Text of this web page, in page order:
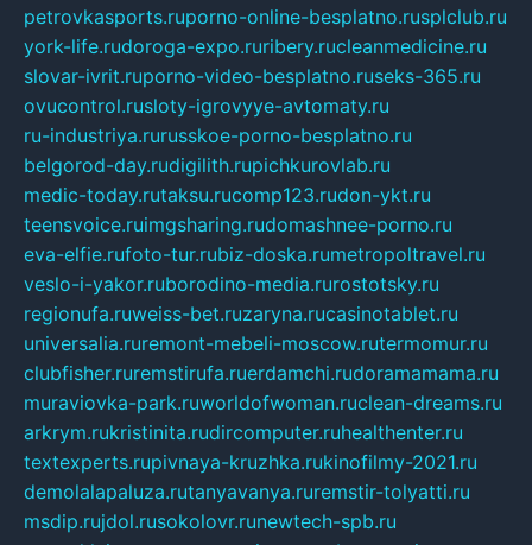
petrovkasports.ruporno-online-besplatno.rusplclub.ru
york-life.rudoroga-expo.ruribery.rucleanmedicine.ru
slovar-ivrit.ruporno-video-besplatno.ruseks-365.ru
ovucontrol.rusloty-igrovyye-avtomaty.ru
ru-industriya.rurusskoe-porno-besplatno.ru
belgorod-day.rudigilith.rupichkurovlab.ru
medic-today.rutaksu.rucomp123.rudon-ykt.ru
teensvoice.ruimgsharing.rudomashnee-porno.ru
eva-elfie.rufoto-tur.rubiz-doska.rumetropoltravel.ru
veslo-i-yakor.ruborodino-media.rurostotsky.ru
regionufa.ruweiss-bet.ruzaryna.rucasinotablet.ru
universalia.ruremont-mebeli-moscow.rutermomur.ru
clubfisher.ruremstirufa.ruerdamchi.rudoramamama.ru
muraviovka-park.ruworldofwoman.ruclean-dreams.ru
arkrym.rukristinita.rudircomputer.ruhealthenter.ru
textexperts.rupivnaya-kruzhka.rukinofilmy-2021.ru
demolalapaluza.rutanyavanya.ruremstir-tolyatti.ru
msdip.rujdol.rusokolovr.runewtech-spb.ru